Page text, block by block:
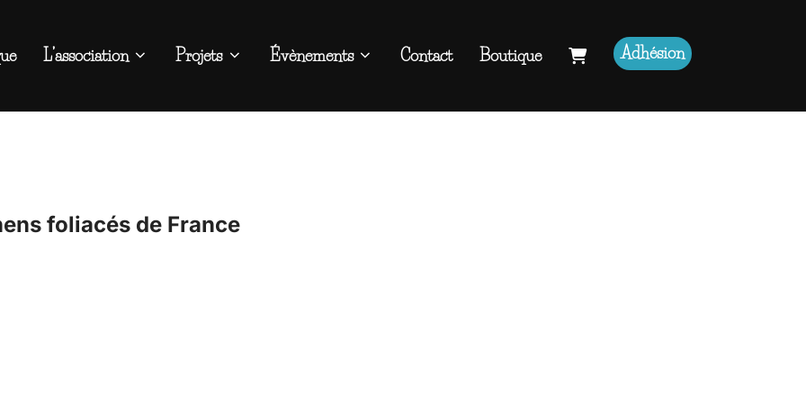
L’association Projets Évènements Contact Boutique Adhésion
foliacés de France